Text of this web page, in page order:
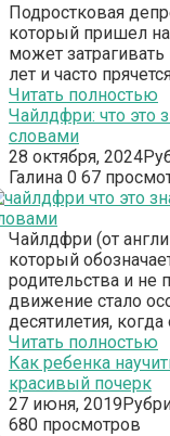
Подростковая
который пришел
может
лет и часто
Читать полностью
Чайлдфри: что это
словами
28 октября, 2024
Галина 0 67
Чайлдфри (от
который
родительства и не
движение стало
десятилетия,
Читать полностью
Как ребенка
красивый почерк
27 июня, 2019
680 просмотров